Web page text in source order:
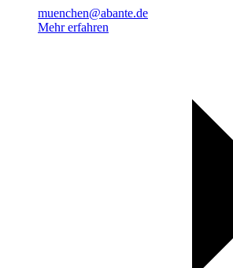
muenchen@abante.de
Mehr erfahren